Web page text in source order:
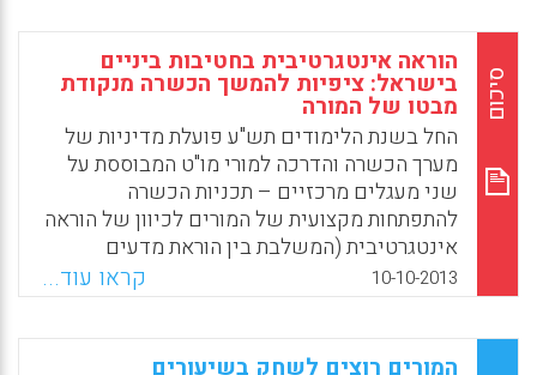
בגרמניה, בארצות הברית, בדרום קוריאה, בפולין
וכמובן בפינלנד. כדי להבין את נקודת המוצא של
המחברת כדאי לבחון את האינדקס: בעוד שנושא
הפערים החברתיים מוזכר פעמיים, מבחני פיזה
מוזכרים יותר משלושים פעם ( יולי תמיר) .
WhatsApp
Facebook
Email
X
סיכום
הוראה אינטגרטיבית בחטיבות ביניים
בישראל: ציפיות להמשך הכשרה מנקודת
מבטו של המורה
החל בשנת הלימודים תש"ע פועלת מדיניות של
מערך הכשרה והדרכה למורי מו"ט המבוססת על
שני מעגלים מרכזיים – תכניות הכשרה
להתפתחות מקצועית של המורים לכיוון של הוראה
אינטגרטיבית (המשלבת בין הוראת מדעים
וטכנולוגיה); והכשרת מורים מובילים שיסייעו
בהטמעת השינוי בשדה ההוראה. מורים מובילים
הם מורים בעלי ידע תוכן וידע פדגוגי בתחום
הוראת מדע וטכנולוגיה, העוברים התפתחות
10-10-2013 קראו עוד...
המורים רוצים לשחק בשיעורים